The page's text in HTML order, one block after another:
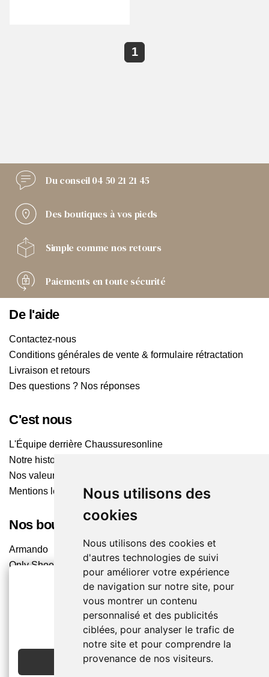
Nous utilisons des
cookies
Nous utilisons des cookies et
d'autres technologies de suivi
pour améliorer votre expérience
de navigation sur notre site, pour
vous montrer un contenu
personnalisé et des publicités
ciblées, pour analyser le trafic de
notre site et pour comprendre la
provenance de nos visiteurs.
2€ OFFERTS
EN CRÉANT UN COMPTE
JE CRÉE MON COMPTE
1
Du conseil04 50 21 21 45
Des boutiques à vos pieds
Simple comme nos retours
Paiements en toute sécurité
De l'aide
Contactez-nous
Conditions générales de vente & formulaire rétractation
Livraison et retours
Des questions ? Nos réponses
C'est nous
L'Équipe derrière Chaussuresonline
Notre histoire
Nos valeurs
Mentions légales
Nos boutiques
Armando
Only Shoes
Trouvez le magasin le plus proche
Chaussuresonline sur les Médias sociaux
Suivez-nous sur les réseaux pour les dernières tendances